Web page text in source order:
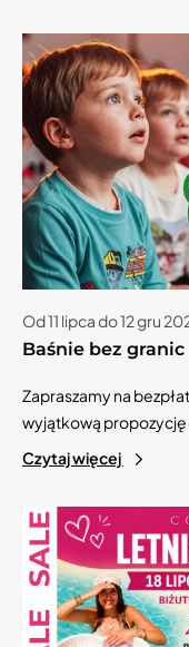
Od 11 lipca do 12 gru
Baśnie bez granic
Zapraszamy na
wyjątkową propozycję
Czytaj więcej